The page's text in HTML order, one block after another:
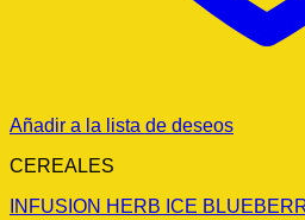
Añadir a la lista de deseos
CEREALES
INFUSION HERB ICE